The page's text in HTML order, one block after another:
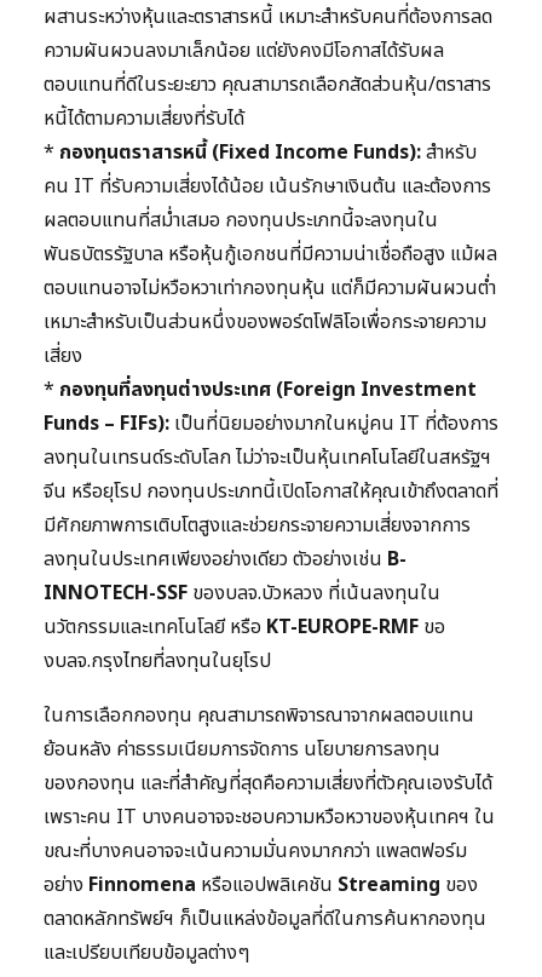
ผสานระหว่างหุ้นและตราสารหนี้ เหมาะสำหรับคนที่ต้องการลด
ความผันผวนลงมาเล็กน้อย แต่ยังคงมีโอกาสได้รับผล
ตอบแทนที่ดีในระยะยาว คุณสามารถเลือกสัดส่วนหุ้น/ตราสาร
หนี้ได้ตามความเสี่ยงที่รับได้
* กองทุนตราสารหนี้ (Fixed Income Funds):สำหรับ
คน IT ที่รับความเสี่ยงได้น้อย เน้นรักษาเงินต้น และต้องการ
ผลตอบแทนที่สม่ำเสมอ กองทุนประเภทนี้จะลงทุนใน
พันธบัตรรัฐบาล หรือหุ้นกู้เอกชนที่มีความน่าเชื่อถือสูง แม้ผล
ตอบแทนอาจไม่หวือหวาเท่ากองทุนหุ้น แต่ก็มีความผันผวนต่ำ
เหมาะสำหรับเป็นส่วนหนึ่งของพอร์ตโฟลิโอเพื่อกระจายความ
เสี่ยง
* กองทุนที่ลงทุนต่างประเทศ (Foreign Investment
Funds – FIFs): เป็นที่นิยมอย่างมากในหมู่คน IT ที่ต้องการ
ลงทุนในเทรนด์ระดับโลก ไม่ว่าจะเป็นหุ้นเทคโนโลยีในสหรัฐฯ
จีน หรือยุโรป กองทุนประเภทนี้เปิดโอกาสให้คุณเข้าถึงตลาดที่
มีศักยภาพการเติบโตสูงและช่วยกระจายความเสี่ยงจากการ
ลงทุนในประเทศเพียงอย่างเดียว ตัวอย่างเช่น B-
INNOTECH-SSF ของบลจ.บัวหลวง ที่เน้นลงทุนใน
นวัตกรรมและเทคโนโลยี หรือ KT-EUROPE-RMF ขอ
งบลจ.กรุงไทยที่ลงทุนในยุโรป
ในการเลือกกองทุน คุณสามารถพิจารณาจากผลตอบแทน
ย้อนหลัง ค่าธรรมเนียมการจัดการ นโยบายการลงทุน
ของกองทุน และที่สำคัญที่สุดคือความเสี่ยงที่ตัวคุณเองรับได้
เพราะคน IT บางคนอาจจะชอบความหวือหวาของหุ้นเทคฯ ใน
ขณะที่บางคนอาจจะเน้นความมั่นคงมากกว่า แพลตฟอร์ม
อย่าง Finnomena หรือแอปพลิเคชัน Streaming ของ
ตลาดหลักทรัพย์ฯ ก็เป็นแหล่งข้อมูลที่ดีในการค้นหากองทุน
และเปรียบเทียบข้อมูลต่างๆ